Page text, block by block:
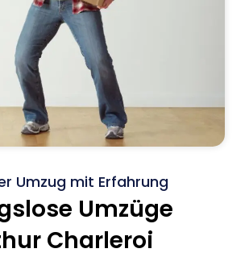
Umzug mit Erfahrung
Umzüge
Charleroi